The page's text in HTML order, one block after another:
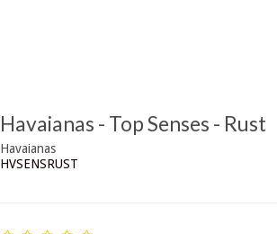
Havaianas - Top Senses - Rust
Havaianas
HVSENSRUST